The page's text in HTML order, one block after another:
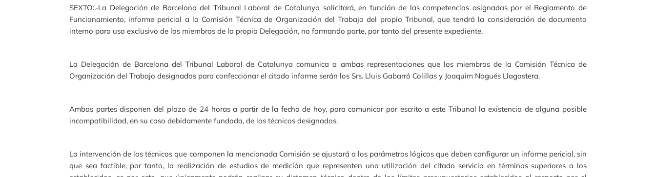
SEXTO:.-La Delegación de Barcelona del Tribunal Laboral de Catalunya solicitará, en función de las competencias asignadas por el Reglamento de
Funcionamiento, informe pericial a la Comisión Técnica de Organización del Trabajo del propio Tribunal, que tendrá la consideración de documento
interno para uso exclusivo de los miembros de la propia Delegación, no formando parte, por tanto del presente expediente.
La Delegación de Barcelona del Tribunal Laboral de Catalunya comunica a ambas representaciones que los miembros de la Comisión Técnica de
Organización del Trabajo designados para confeccionar el citado informe serán los Srs. Lluis Gabarró Colillas y Joaquim Nogués Llagostera.
Ambas partes disponen del plazo de 24 horas a partir de la fecha de hoy, para comunicar por escrito a este Tribunal la existencia de alguna posible
incompatibilidad, en su caso debidamente fundada, de los técnicos designados.
La intervención de los técnicos que componen la mencionada Comisión se ajustará a los parámetros lógicos que deben configurar un informe pericial, sin
que sea factible, por tanto, la realización de estudios de medición que representen una utilización del citado servicio en términos superiores a los